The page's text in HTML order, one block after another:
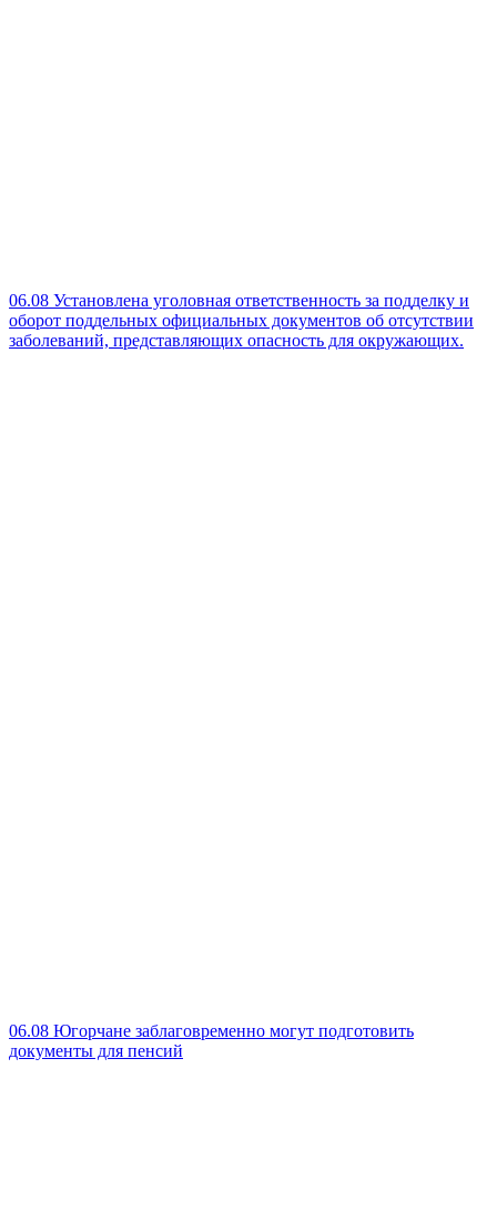
06.08 Установлена уголовная ответственность за подделку и
оборот поддельных официальных документов об отсутствии
заболеваний, представляющих опасность для окружающих.
06.08 Югорчане заблаговременно могут подготовить
документы для пенсий